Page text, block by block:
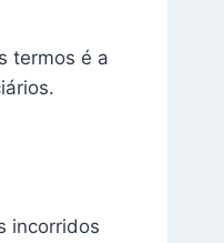
termos é a
incorridos